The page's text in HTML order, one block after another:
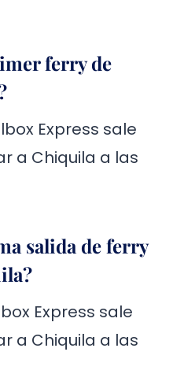
ferry de
Express sale
a Chiquila a las
salida de ferry
Express sale
a Chiquila a las